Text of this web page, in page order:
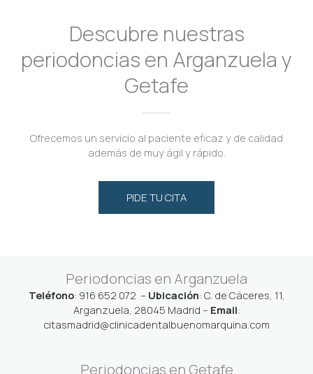
Descubre nuestras
periodoncias en Arganzuela y
Getafe
Ofrecemos un servicio al paciente eficaz y de calidad
además de muy ágil y rápido.
PIDE TU CITA
Periodoncias en Arganzuela
Teléfono: 916 652 072 – Ubicación: C. de Cáceres, 11,
Arganzuela, 28045 Madrid – Email:
citasmadrid@clinicadentalbuenomarquina.com
Periodoncias en Getafe